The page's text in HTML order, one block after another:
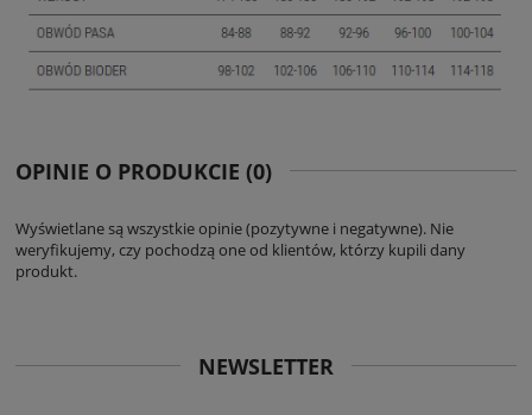
OPINIE O PRODUKCIE (0)
Wyświetlane są wszystkie opinie (pozytywne i negatywne). Nie
weryfikujemy, czy pochodzą one od klientów, którzy kupili dany
produkt.
NEWSLETTER